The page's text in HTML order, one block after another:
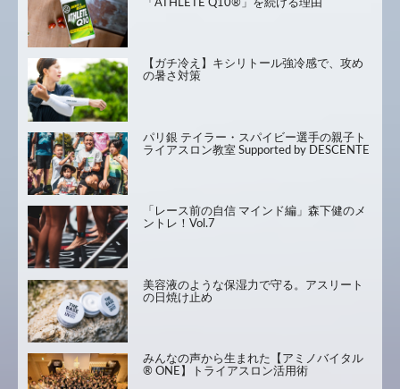
「ATHLETE Q10®」を続ける理由
【ガチ冷え】キシリトール強冷感で、攻め
の暑さ対策
パリ銀 テイラー・スパイビー選手の親子ト
ライアスロン教室 Supported by DESCENTE
「レース前の自信 マインド編」森下健のメ
ントレ！Vol.7
美容液のような保湿力で守る。アスリート
の日焼け止め
みんなの声から生まれた【アミノバイタル
® ONE】トライアスロン活用術